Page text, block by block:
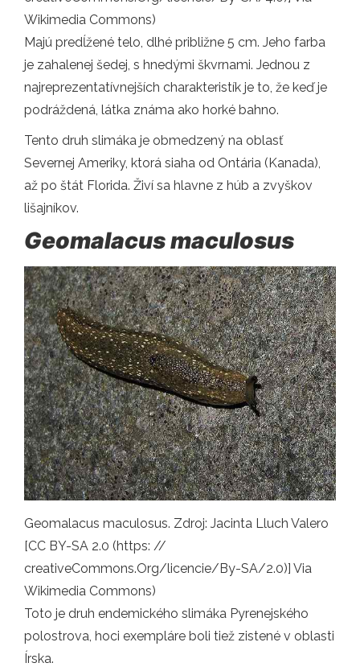
Wikimedia Commons)
Majú predĺžené telo, dlhé približne 5 cm. Jeho farba
je zahalenej šedej, s hnedými škvrnami. Jednou z
najreprezentatívnejších charakteristík je to, že keď je
podráždená, látka známa ako horké bahno.
Tento druh slimáka je obmedzený na oblasť
Severnej Ameriky, ktorá siaha od Ontária (Kanada),
až po štát Florida. Živí sa hlavne z húb a zvyškov
lišajníkov.
Geomalacus maculosus
Geomalacus maculosus. Zdroj: Jacinta Lluch Valero
[CC BY-SA 2.0 (https: //
creativeCommons.Org/licencie/By-SA/2.0)] Via
Wikimedia Commons)
Toto je druh endemického slimáka Pyrenejského
polostrova, hoci exempláre boli tiež zistené v oblasti
Írska.